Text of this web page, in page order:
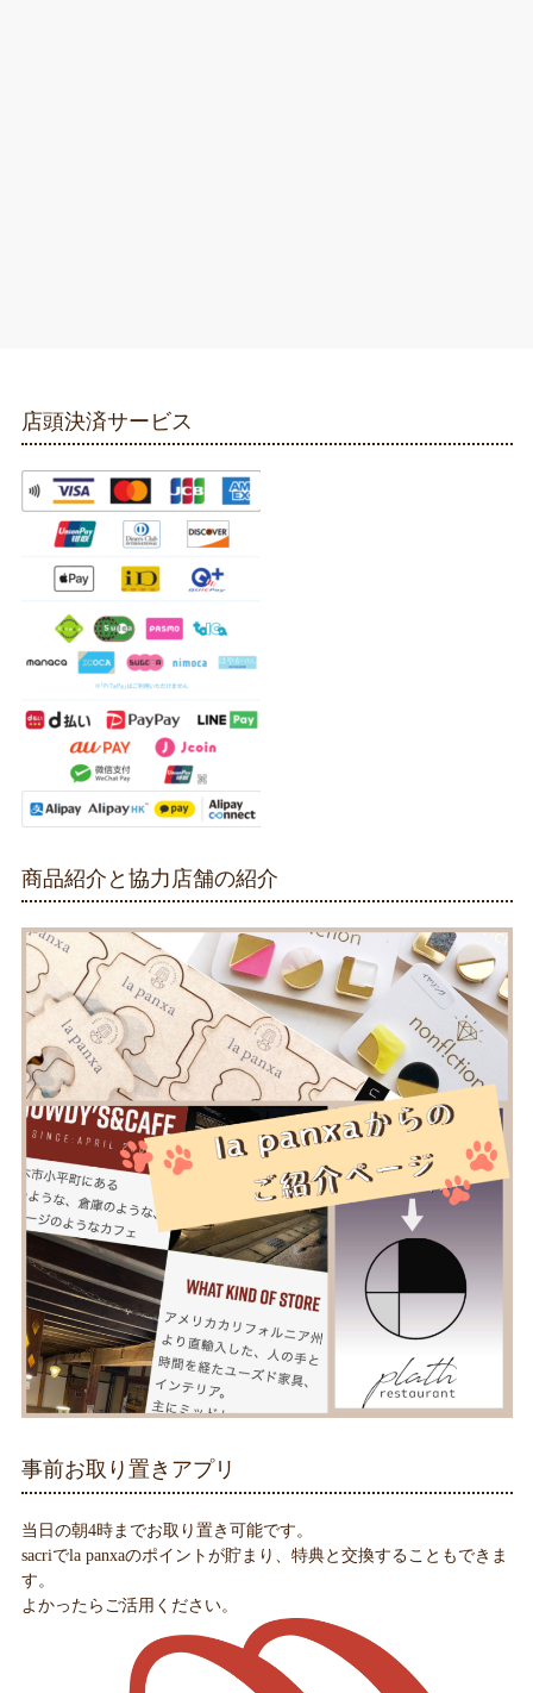
店頭決済サービス
商品紹介と協力店舗の紹介
事前お取り置きアプリ
当日の朝4時までお取り置き可能です。
sacriでla panxaのポイントが貯まり、特典と交換することもできま
す。
よかったらご活用ください。